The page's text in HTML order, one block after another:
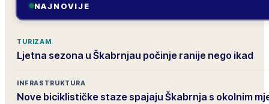
NAJNOVIJE
TURIZAM
Ljetna sezona u Škabrnjau počinje ranije nego ikad
INFRASTRUKTURA
Nove biciklističke staze spajaju Škabrnja s okolnim